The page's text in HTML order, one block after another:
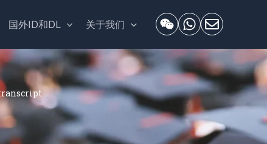
国外ID和DL 关于我们
transcript